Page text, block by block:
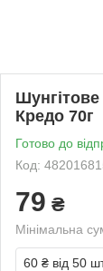
Кредо 70г
Готово до
Код:
79 ₴
Мінімальна
60 ₴ від 50